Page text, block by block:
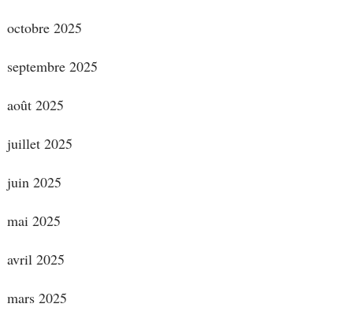
octobre 2025
septembre 2025
août 2025
juillet 2025
juin 2025
mai 2025
avril 2025
mars 2025